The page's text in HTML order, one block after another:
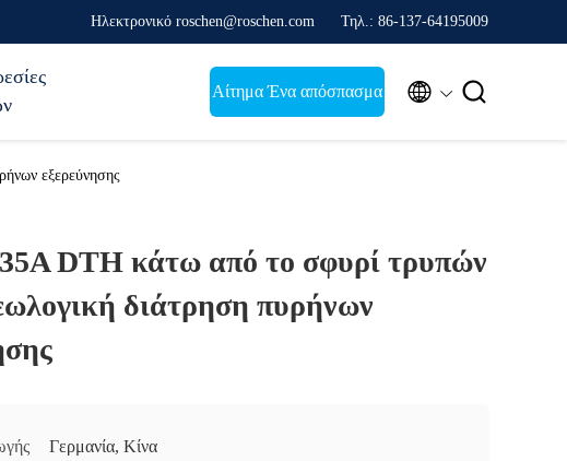
Ηλεκτρονικό roschen@roschen.com Τηλ.: 86-137-64195009
Αίτημα Ένα απόσπασμα  
εξερεύνησης
DTH κάτω από το σφυρί τρυπών
διάτρηση πυρήνων
Γερμανία, Κίνα